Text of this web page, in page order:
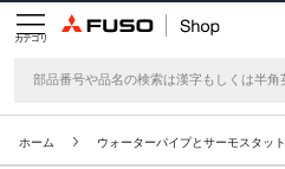
カテゴリ
ホーム ウォーターパイプとサーモスタット